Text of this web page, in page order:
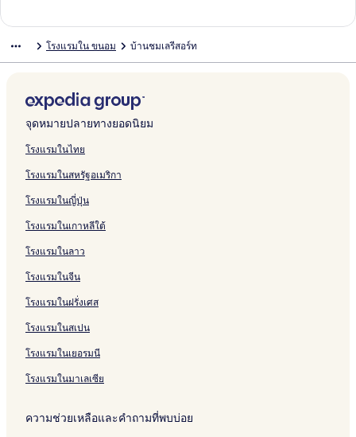
c
e
s
o
r
h
s
o
r
t
h
n
o
m
e
h
H
o
t
l
r
y
a
n
o
m
e
o
r
t
q
K
h
a
n
m
l
A
o
k
h
n
m
B
e
a
h
r
o
n
t
a
a
y
R
e
o
t
h
g
C
h
i
g
e
s
o
r
a
y
K
h
a
o
H
o
t
e
k
B
e
a
c
R
s
o
r
t
h
n
o
m
a
i
v
i
l
z
R
e
s
o
t
a
a
K
i
r
R
s
o
r
t
n
S
p
a
K
h
a
m
K
n
o
m
S
n
i
s
e
B
a
h
H
o
t
e
l
บ
r
m
s
u
R
s
o
r
t
รั
S
q
u
a
e
o
t
e
l
สำ
ห
K
h
a
n
m
e
a
c
h
e
o
r
t
&
S
p
สำ
บ
E
l
i
e
t
o
l
l
e
c
h
f
r
o
n
o
น
รั
บ
S
a
t
r
i
n
i
h
n
o
m
า
ห
รั
บ
2
i
'
s
K
h
n
m
R
e
s
o
t
ฐ
สำ
ห
รั
บ
a
p
y
R
e
o
t
ร
น
สำ
ห
รั
B
a
n
S
a
a
G
u
e
s
t
h
s
ต
า
น
สำ
ห
บ
h
a
n
o
G
l
d
e
n
B
e
h
โรงแรมใน ขนอม บ้านชมเลรีสอร์ท
จุดหมายปลายทางยอดนิยม
โรงแรมในไทย
โรงแรมในสหรัฐอเมริกา
โรงแรมในญี่ปุ่น
โรงแรมในเกาหลีใต้
โรงแรมในลาว
โรงแรมในจีน
โรงแรมในฝรั่งเศส
โรงแรมในสเปน
โรงแรมในเยอรมนี
โรงแรมในมาเลเซีย
ความช่วยเหลือและคำถามที่พบบ่อย